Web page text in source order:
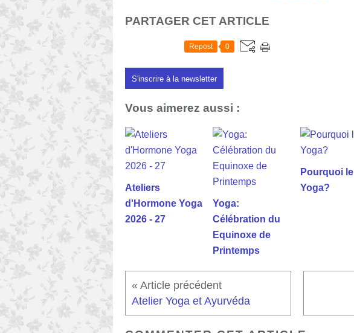
PARTAGER CET ARTICLE
Repost 0
S'inscrire à la newsletter
Vous aimerez aussi :
Ateliers
d'Hormone Yoga
2026 - 27
Yoga:
Célébration du
Equinoxe de
Printemps
Pourquoi le
Yoga?
Atelier Yoga et Ayurvéda